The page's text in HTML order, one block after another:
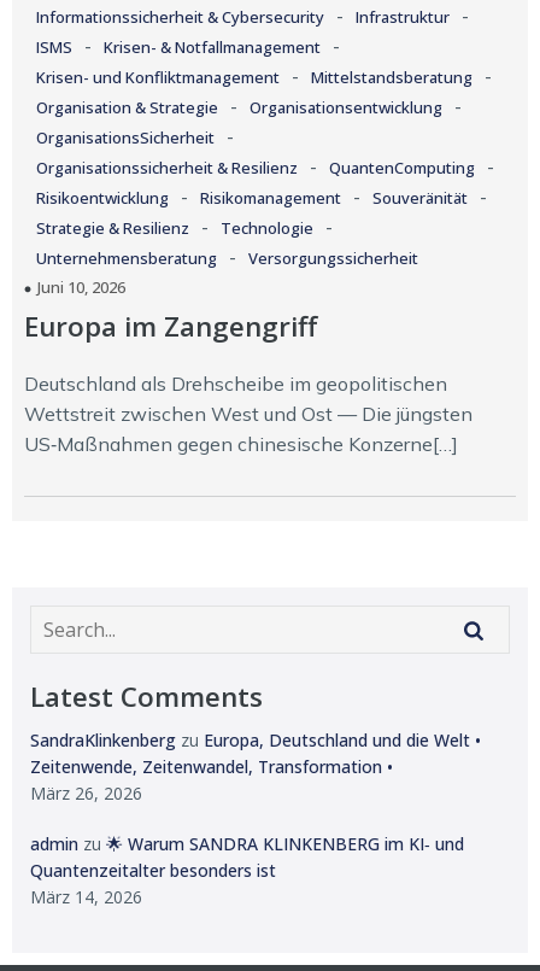
Informationssicherheit & Cybersecurity - Infrastruktur -
ISMS - Krisen- & Notfallmanagement -
Krisen- und Konfliktmanagement - Mittelstandsberatung -
Organisation & Strategie - Organisationsentwicklung -
OrganisationsSicherheit -
Organisationssicherheit & Resilienz - QuantenComputing -
Risikoentwicklung - Risikomanagement - Souveränität -
Strategie & Resilienz - Technologie -
Unternehmensberatung -
Versorgungssicherheit
Juni 10, 2026
Europa im Zangengriff
Deutschland als Drehscheibe im geopolitischen
Wettstreit zwischen West und Ost — Die jüngsten
US‑Maßnahmen gegen chinesische Konzerne[…]
Latest Comments
SandraKlinkenberg zu Europa, Deutschland und die Welt •
Zeitenwende, Zeitenwandel, Transformation •
März 26, 2026
admin zu 🌟 Warum SANDRA KLINKENBERG im KI‑ und
Quantenzeitalter besonders ist
März 14, 2026